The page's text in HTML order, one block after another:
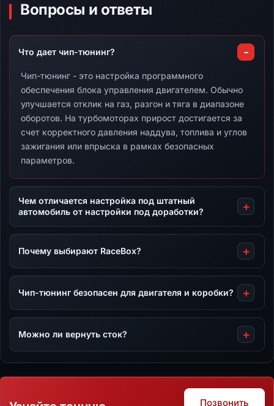
Вопросы и ответы
Что дает чип-тюнинг?
Чип-тюнинг - это настройка программного
обеспечения блока управления двигателем. Обычно
улучшается отклик на газ, разгон и тяга в диапазоне
оборотов. На турбомоторах прирост достигается за
счет корректного давления наддува, топлива и углов
зажигания или впрыска в рамках безопасных
параметров.
Чем отличается настройка под штатный
автомобиль от настройки под доработки?
Почему выбирают RaceBox?
Чип-тюнинг безопасен для двигателя и коробки?
Можно ли вернуть сток?
Позвонить